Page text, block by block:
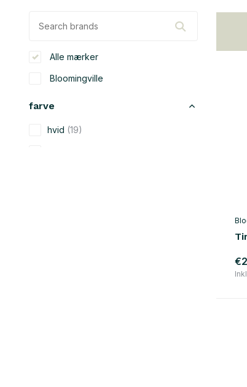
Alle mærker
Bloomingville
farve
hvid (19)